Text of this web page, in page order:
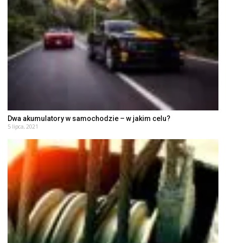
Dwa akumulatory w samochodzie – w jakim celu?
5 lipca, 2021